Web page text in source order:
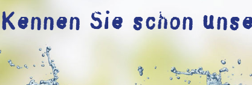
Kennen Sie schon